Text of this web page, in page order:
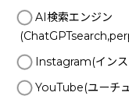
AI検索エンジン
Instagram(イン
YouTube(ユーチ